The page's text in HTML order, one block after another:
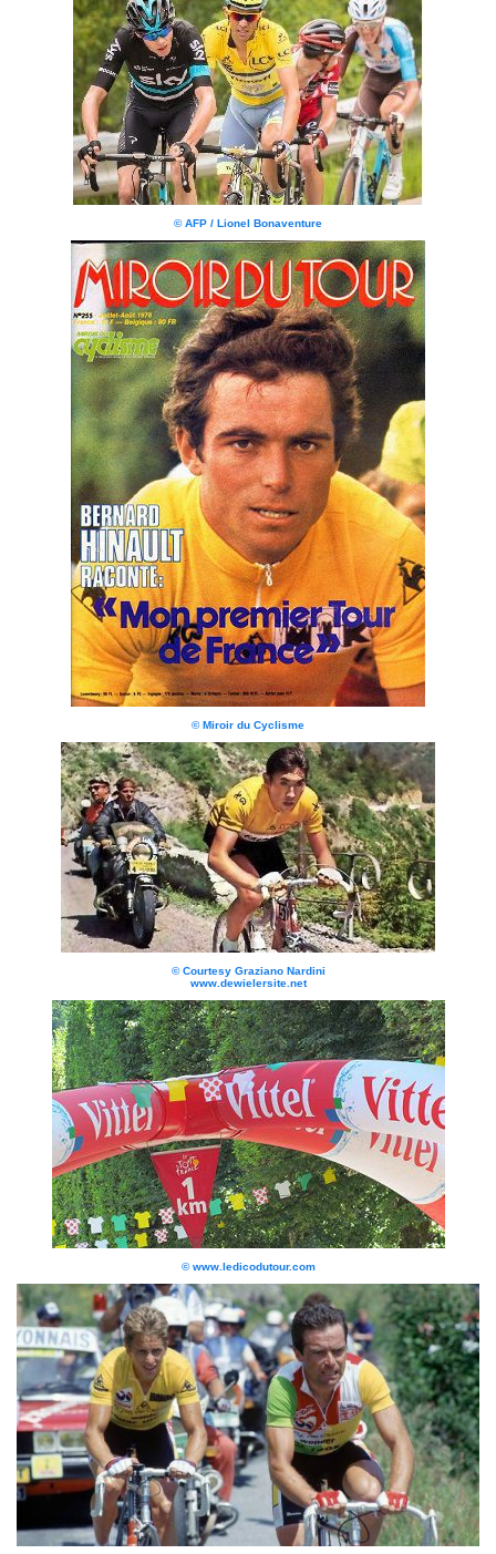
© AFP / Lionel Bonaventure
© Miroir du Cyclisme
© Courtesy Graziano Nardini
www.dewielersite.net
© www.ledicodutour.com